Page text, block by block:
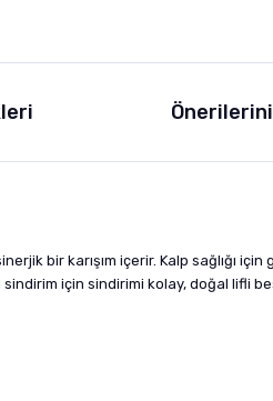
bir karışım içerir. Kalp sağlığı için
için sindirimi kolay, doğal lifli